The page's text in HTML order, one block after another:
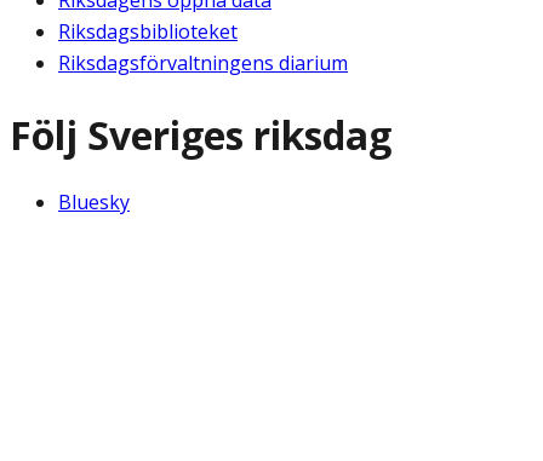
Riksdagsbiblioteket
Riksdagsförvaltningens diarium
Följ Sveriges riksdag
Bluesky